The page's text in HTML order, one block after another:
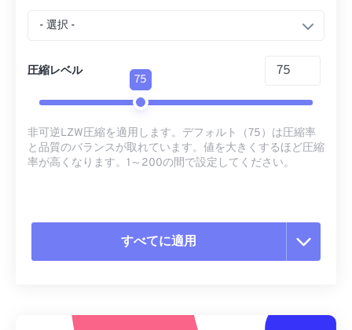
- 選択 -
圧縮レベル
75
非可逆LZW圧縮を適用します。デフォルト（75）は圧縮率
と品質のバランスが取れています。値を大きくするほど圧縮
率が高くなります。1～200の間で設定してください。
すべてに適用
プリセットから適用